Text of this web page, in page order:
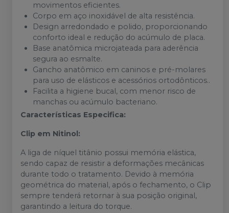
movimentos eficientes.
Corpo em aço inoxidável de alta resistência.
Design arredondado e polido, proporcionando
conforto ideal e redução do acúmulo de placa.
Base anatômica microjateada para aderência
segura ao esmalte.
Gancho anatômico em caninos e pré-molares
para uso de elásticos e acessórios ortodônticos..
Facilita a higiene bucal, com menor risco de
manchas ou acúmulo bacteriano.
Características Especifica:
Clip em Nitinol:
A liga de níquel titânio possui memória elástica,
sendo capaz de resistir a deformações mecânicas
durante todo o tratamento. Devido à memória
geométrica do material, após o fechamento, o Clip
sempre tenderá retornar à sua posição original,
garantindo a leitura do torque.